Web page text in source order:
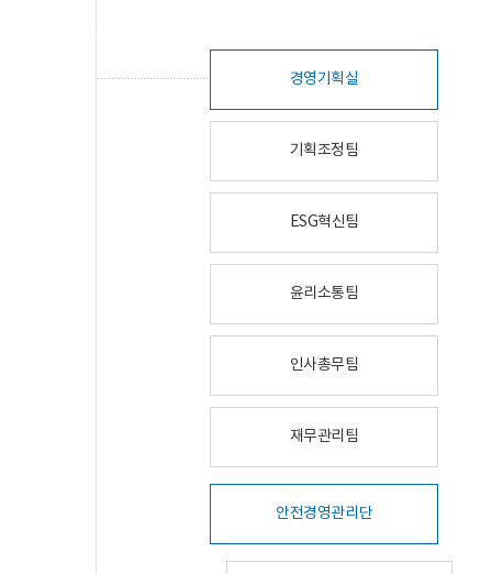
경영기획실
기획조정팀
ESG혁신팀
윤리소통팀
인사총무팀
재무관리팀
안전경영관리단